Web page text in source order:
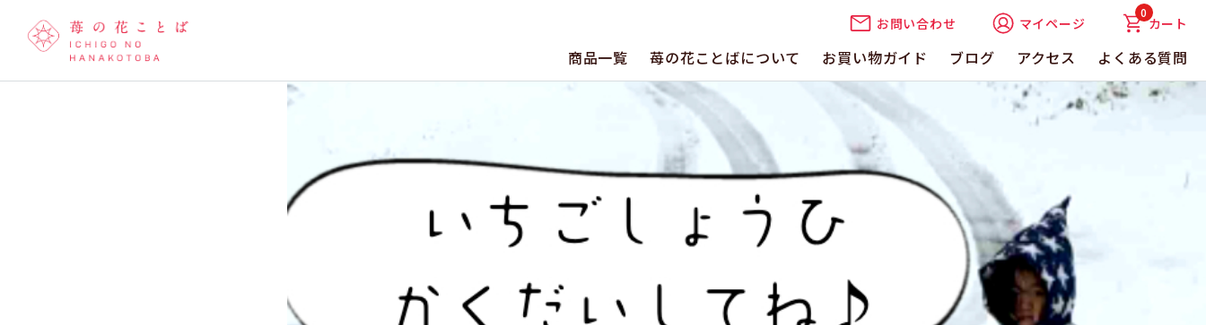
お問い合わせ マイページ カート
0
商品一覧 苺の花ことばについて お買い物ガイド ブログ アクセス よくある質問